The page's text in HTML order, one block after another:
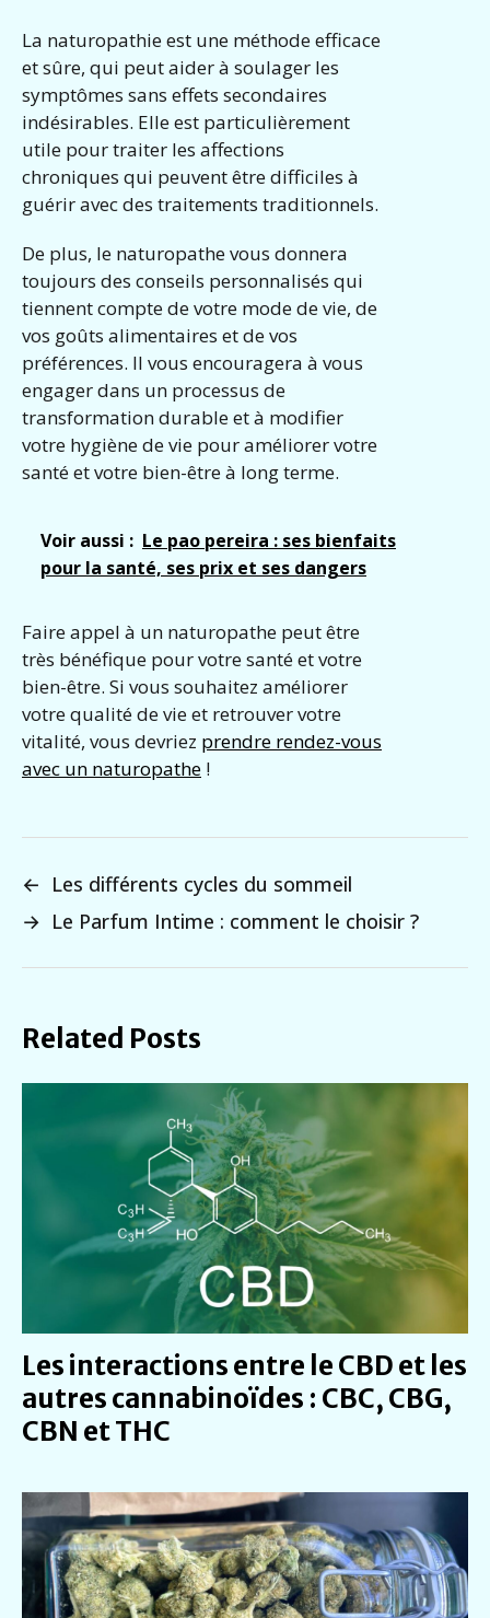
La naturopathie est une méthode efficace
et sûre, qui peut aider à soulager les
symptômes sans effets secondaires
indésirables. Elle est particulièrement
utile pour traiter les affections
chroniques qui peuvent être difficiles à
guérir avec des traitements traditionnels.
De plus, le naturopathe vous donnera
toujours des conseils personnalisés qui
tiennent compte de votre mode de vie, de
vos goûts alimentaires et de vos
préférences. Il vous encouragera à vous
engager dans un processus de
transformation durable et à modifier
votre hygiène de vie pour améliorer votre
santé et votre bien-être à long terme.
Voir aussi : Le pao pereira : ses bienfaits
pour la santé, ses prix et ses dangers
Faire appel à un naturopathe peut être
très bénéfique pour votre santé et votre
bien-être. Si vous souhaitez améliorer
votre qualité de vie et retrouver votre
vitalité, vous devriez prendre rendez-vous
avec un naturopathe !
← Les différents cycles du sommeil
→ Le Parfum Intime : comment le choisir ?
Related Posts
Les interactions entre le CBD et les
autres cannabinoïdes : CBC, CBG,
CBN et THC